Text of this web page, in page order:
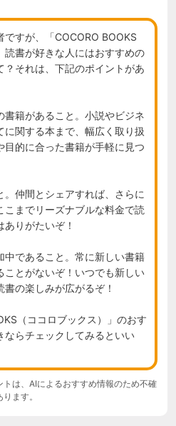
すが、「COCORO BOOKS
読書が好きな人にはおすすめの
それは、下記のポイントがあ
籍があること。小説やビジネ
に関する本まで、幅広く取り扱
目的に合った書籍が手軽に見つ
。仲間とシェアすれば、さらに
までリーズナブルな料金で読
りがたいぞ！
中であること。常に新しい書籍
ことがないぞ！いつでも新しい
の楽しみが広がるぞ！
（ココロブックス）」のおす
ならチェックしてみるといい
は、AIによるおすすめ情報のため不確
ます。